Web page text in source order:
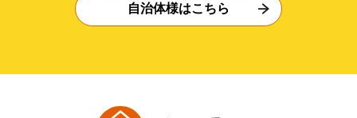
自治体様はこちら